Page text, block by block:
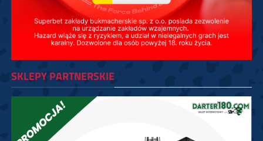
SKLEPY PARTNERSKIE